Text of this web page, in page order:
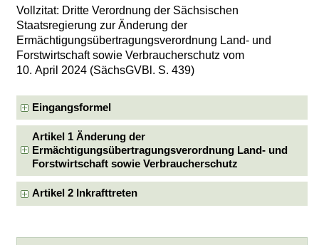
Vollzitat: Dritte Verordnung der Sächsischen
Staatsregierung zur Änderung der
Ermächtigungsübertragungsverordnung Land- und
Forstwirtschaft sowie Verbraucherschutz vom
10. April 2024 (SächsGVBl. S. 439)
Eingangsformel
Artikel 1 Änderung der
Ermächtigungsübertragungsverordnung Land- und
Forstwirtschaft sowie Verbraucherschutz
Artikel 2 Inkrafttreten